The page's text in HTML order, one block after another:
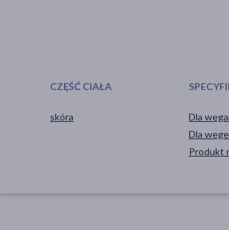
CZĘŚĆ CIAŁA
skóra
Dla
Dla
Produkt